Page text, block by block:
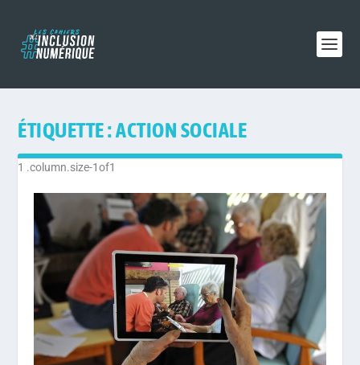
ÉTIQUETTE :ACTION SOCIALE